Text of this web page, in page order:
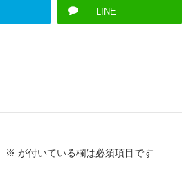
LINE
※ が付いている欄は必須項目です